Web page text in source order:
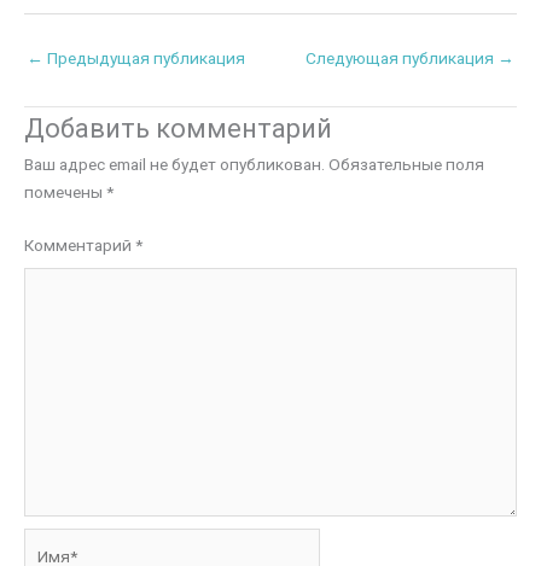
← Предыдущая публикация Следующая публикация →
Добавить комментарий
Ваш адрес email не будет опубликован. Обязательные поля
помечены *
Комментарий *